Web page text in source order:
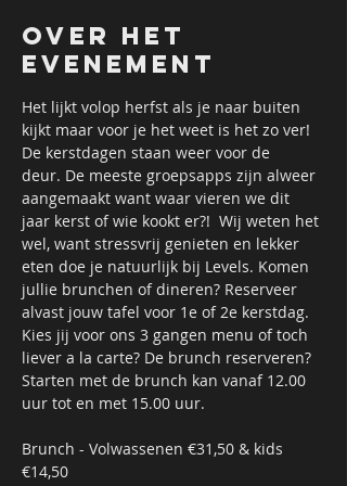
Over het
evenement
Het lijkt volop herfst als je naar buiten
kijkt maar voor je het weet is het zo ver!
De kerstdagen staan weer voor de
deur. De meeste groepsapps zijn alweer
aangemaakt want waar vieren we dit
jaar kerst of wie kookt er?!  Wij weten het
wel, want stressvrij genieten en lekker
eten doe je natuurlijk bij Levels. Komen
jullie brunchen of dineren? Reserveer
alvast jouw tafel voor 1e of 2e kerstdag.
Kies jij voor ons 3 gangen menu of toch
liever a la carte? De brunch reserveren?
Starten met de brunch kan vanaf 12.00
uur tot en met 15.00 uur.
Brunch - Volwassenen €31,50 & kids
€14,50